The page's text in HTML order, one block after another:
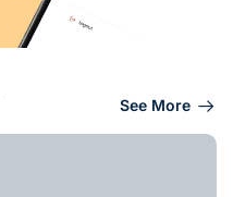
See More